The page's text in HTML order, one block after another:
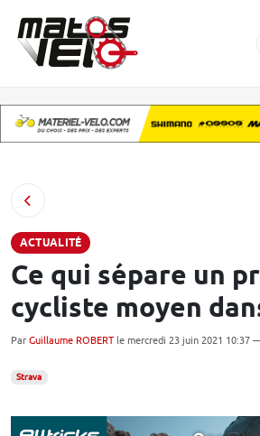
ACTUALITÉ
Ce qui sépare un
cycliste moyen
Par Guillaume ROBERT le mercredi 23 juin 2021 10:37
Strava